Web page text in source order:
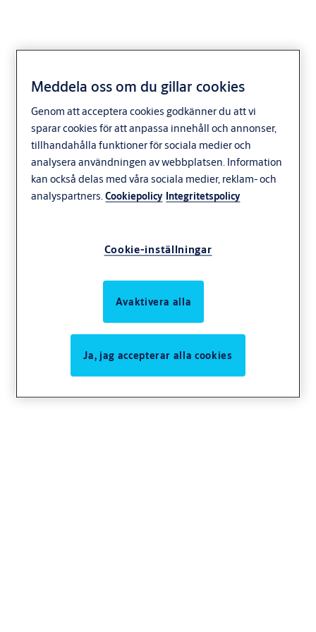
Meddela oss om du gillar cookies
Genom att acceptera cookies godkänner du att vi
sparar cookies för att anpassa innehåll och annonser,
tillhandahålla funktioner för sociala medier och
analysera användningen av webbplatsen. Information
kan också delas med våra sociala medier, reklam- och
analyspartners.Cookiepolicy Integritetspolicy
Cookie-inställningar
Avaktivera alla
Ja, jag accepterar alla cookies